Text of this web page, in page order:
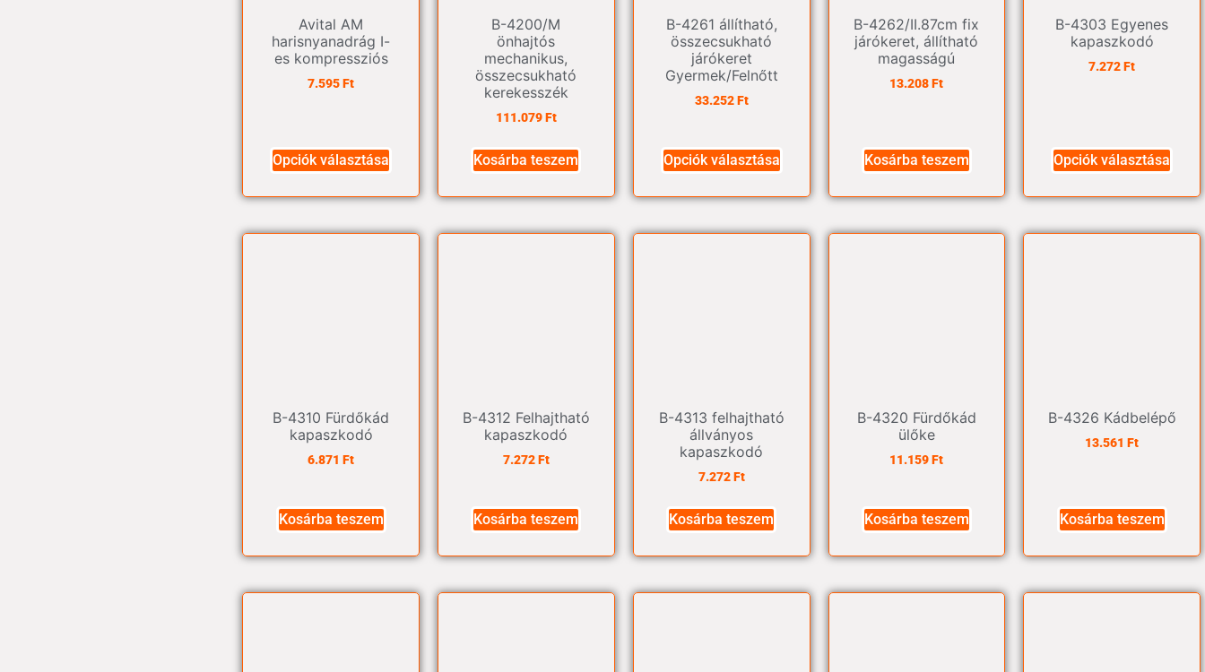
Avital AM
harisnyanadrág I-
es kompressziós
7.595Ft
Opciók választása
B-4200/M
önhajtós
mechanikus,
összecsukható
kerekesszék
111.079Ft
Kosárba teszem
B-4261 állítható,
összecsukható
járókeret
Gyermek/Felnőtt
33.252Ft
Opciók választása
B-4262/II.87cm fix
járókeret, állítható
magasságú
13.208Ft
Kosárba teszem
B-4303 Egyenes
kapaszkodó
7.272Ft
Opciók választása
B-4310 Fürdőkád
kapaszkodó
6.871Ft
Kosárba teszem
B-4312 Felhajtható
kapaszkodó
7.272Ft
Kosárba teszem
B-4313 felhajtható
állványos
kapaszkodó
7.272Ft
Kosárba teszem
B-4320 Fürdőkád
ülőke
11.159Ft
Kosárba teszem
B-4326 Kádbelépő
13.561Ft
Kosárba teszem